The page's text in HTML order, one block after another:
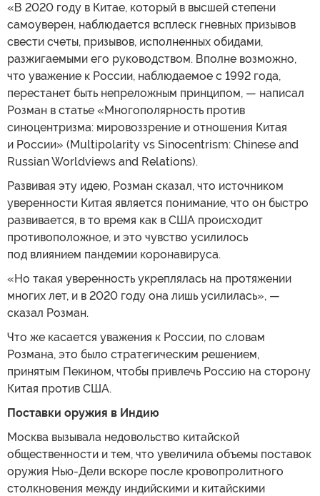
«В 2020 году в Китае, который в высшей степени
самоуверен, наблюдается всплеск гневных призывов
свести счеты, призывов, исполненных обидами,
разжигаемыми его руководством. Вполне возможно,
что уважение к России, наблюдаемое с 1992 года,
перестанет быть непреложным принципом, — написал
Розман в статье «Многополярность против
синоцентризма: мировоззрение и отношения Китая
и России» (Multipolarity vs Sinocentrism: Chinese and
Russian Worldviews and Relations).
Развивая эту идею, Розман сказал, что источником
уверенности Китая является понимание, что он быстро
развивается, в то время как в США происходит
противоположное, и это чувство усилилось
под влиянием пандемии коронавируса.
«Но такая уверенность укреплялась на протяжении
многих лет, и в 2020 году она лишь усилилась», —
сказал Розман.
Что же касается уважения к России, по словам
Розмана, это было стратегическим решением,
принятым Пекином, чтобы привлечь Россию на сторону
Китая против США.
Поставки оружия в Индию
Москва вызывала недовольство китайской
общественности и тем, что увеличила объемы поставок
оружия Нью-Дели вскоре после кровопролитного
столкновения между индийскими и китайскими